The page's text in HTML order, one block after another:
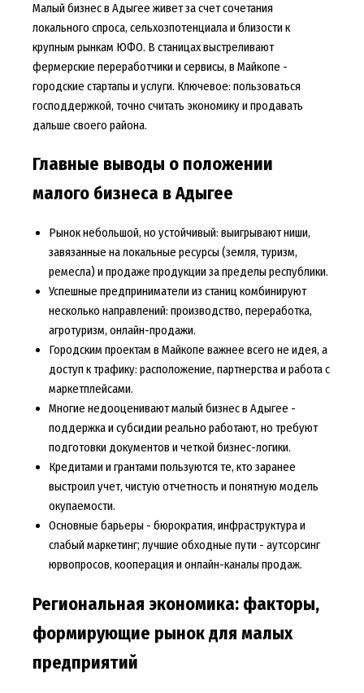
Малый бизнес в Адыгее живет за счет сочетания
локального спроса, сельхозпотенциала и близости к
крупным рынкам ЮФО. В станицах выстреливают
фермерские переработчики и сервисы, в Майкопе -
городские стартапы и услуги. Ключевое: пользоваться
господдержкой, точно считать экономику и продавать
дальше своего района.
Главные выводы о положении
малого бизнеса в Адыгее
Рынок небольшой, но устойчивый: выигрывают ниши,
завязанные на локальные ресурсы (земля, туризм,
ремесла) и продаже продукции за пределы республики.
Успешные предприниматели из станиц комбинируют
несколько направлений: производство, переработка,
агротуризм, онлайн-продажи.
Городским проектам в Майкопе важнее всего не идея, а
доступ к трафику: расположение, партнерства и работа с
маркетплейсами.
Многие недооценивают малый бизнес в Адыгее -
поддержка и субсидии реально работают, но требуют
подготовки документов и четкой бизнес-логики.
Кредитами и грантами пользуются те, кто заранее
выстроил учет, чистую отчетность и понятную модель
окупаемости.
Основные барьеры - бюрократия, инфраструктура и
слабый маркетинг; лучшие обходные пути - аутсорсинг
юрвопросов, кооперация и онлайн-каналы продаж.
Региональная экономика: факторы,
формирующие рынок для малых
предприятий